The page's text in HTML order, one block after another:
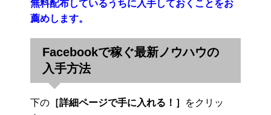
無料配布しているうちに入手しておくことをお
薦めします。
Facebookで稼ぐ最新ノウハウの
入手方法
下の ［詳細ページで手に入れる！］
をクリッ